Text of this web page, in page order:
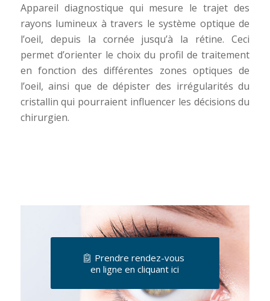
Appareil diagnostique qui mesure le trajet des
rayons lumineux à travers le système optique de
l’oeil, depuis la cornée jusqu’à la rétine. Ceci
permet d’orienter le choix du profil de traitement
en fonction des différentes zones optiques de
l’oeil, ainsi que de dépister des irrégularités du
cristallin qui pourraient influencer les décisions du
chirurgien.
Prendre rendez-vous
en ligne en cliquant ici